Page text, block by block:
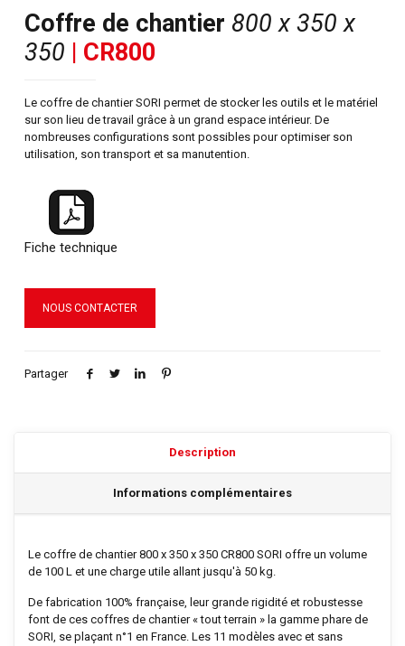
Coffre de chantier 800 x 350 x
350 | CR800
Le coffre de chantier SORI permet de stocker les outils et le matériel
sur son lieu de travail grâce à un grand espace intérieur. De
nombreuses configurations sont possibles pour optimiser son
utilisation, son transport et sa manutention.
Fiche technique
NOUS CONTACTER
Partager
Description
Informations complémentaires
Le coffre de chantier 800 x 350 x 350 CR800 SORI offre un volume
de 100 L et une charge utile allant jusqu'à 50 kg.
De fabrication 100% française, leur grande rigidité et robustesse
font de ces coffres de chantier « tout terrain » la gamme phare de
SORI, se plaçant n°1 en France. Les 11 modèles avec et sans